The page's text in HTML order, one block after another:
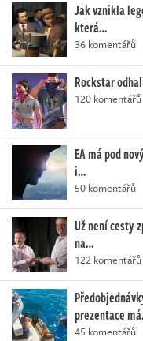
Jak vznikla
která…
36 komentářů
Rockstar
120 komentářů
EA má pod
i…
50 komentářů
Už není cesty
na…
122 komentářů
prezentace
45 komentářů